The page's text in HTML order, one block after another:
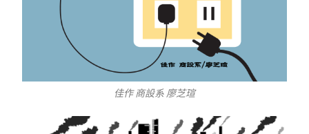
佳作 商設系 廖芝瑄